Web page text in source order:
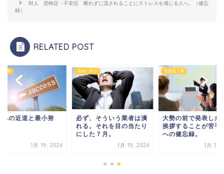
対人 恐怖症・不安症 断れずに流されることにストレスを感じる人へ。（健忘
録）
RELATED POST
う事
への近道と最小努
1月 19, 2024
失敗に学ぶ
必ず、そういう業者は潰
れる。それを目の当たり
にした７月。
1月 19, 2024
普段思う事
大勢の前で発表した
挨拶することが苦手
への健忘録。
1月 19,